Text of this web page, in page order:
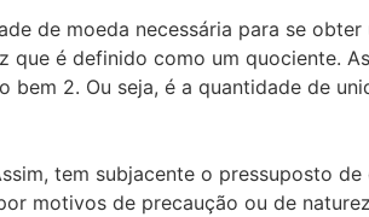
de moeda necessária para se obter
é definido como um quociente.
2. Ou seja, é a quantidade de
tem subjacente o pressuposto
motivos de precaução ou de